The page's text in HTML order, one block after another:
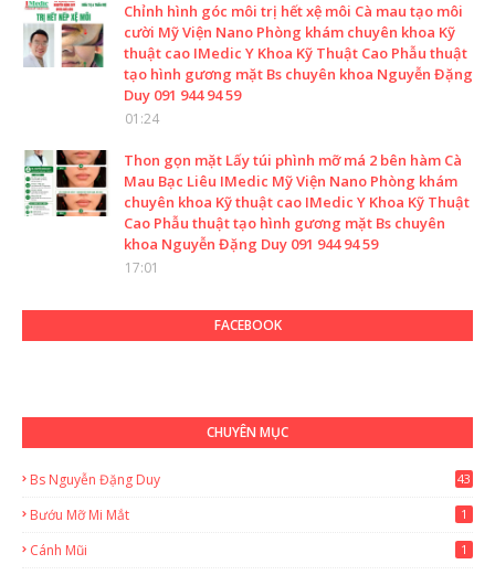
Chỉnh hình góc môi trị hết xệ môi Cà mau tạo môi
cười Mỹ Viện Nano Phòng khám chuyên khoa Kỹ
thuật cao IMedic Y Khoa Kỹ Thuật Cao Phẫu thuật
tạo hình gương mặt Bs chuyên khoa Nguyễn Đặng
Duy 091 944 94 59
01:24
Thon gọn mặt Lấy túi phình mỡ má 2 bên hàm Cà
Mau Bạc Liêu IMedic Mỹ Viện Nano Phòng khám
chuyên khoa Kỹ thuật cao IMedic Y Khoa Kỹ Thuật
Cao Phẫu thuật tạo hình gương mặt Bs chuyên
khoa Nguyễn Đặng Duy 091 944 94 59
17:01
FACEBOOK
CHUYÊN MỤC
Bs Nguyễn Đặng Duy
43
Bướu Mỡ Mi Mắt 1
Cánh Mũi 1